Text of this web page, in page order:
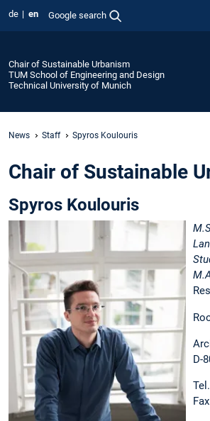
de en Google search
Chair of Sustainable Urbanism
TUM School of Engineering and Design
Technical University of Munich
News Staff Spyros Koulouris
Chair of Sustainable
Spyros Koulouris
D-